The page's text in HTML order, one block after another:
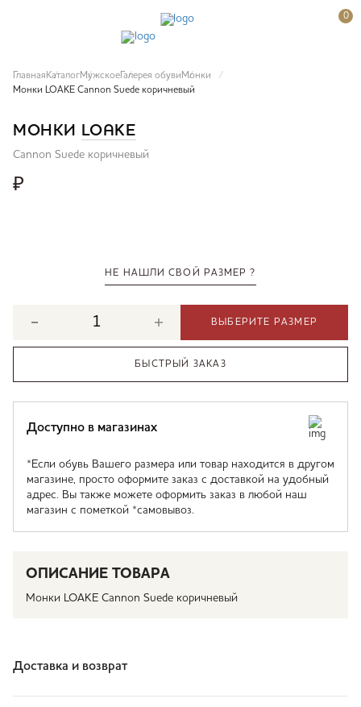
0
Главная КаталогМужское Галерея обуви Монки
Монки LOAKE Cannon Suede коричневый
МОНКИ LOAKE
Cannon Suede коричневый
₽
НЕ НАШЛИ СВОЙ РАЗМЕР ?
ВЫБЕРИТЕ РАЗМЕР
БЫСТРЫЙ ЗАКАЗ
Доступно в магазинах
*Если обувь Вашего размера или товар находится в другом
магазине, просто оформите заказ с доставкой на удобный
адрес. Вы также можете оформить заказ в любой наш
магазин с пометкой *самовывоз.
ОПИСАНИЕ ТОВАРА
Монки LOAKE Cannon Suede коричневый
Доставка и возврат